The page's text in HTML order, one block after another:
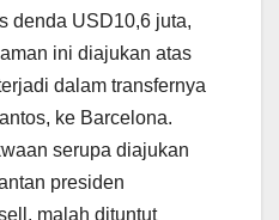
denda USD10,6 juta,
ini diajukan atas
dalam transfernya
ke Barcelona.
serupa diajukan
presiden
malah dituntut